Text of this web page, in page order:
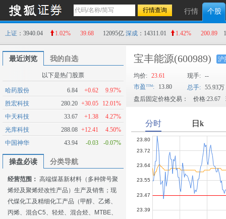
行情 个股
上证 ：3940.04 1.02% 39.68 12095亿 深成 ：14311.01 1.42% 200.89
最近浏览 我的自选
以下是热门股票
哈药股份 6.84 +0.62
9.97%
胜宏科技
280.20 +30.05
12.01%
中天科技
33.67 +1.38
4.27%
光库科技
288.08 +12.41
4.50%
中国神华
43.94 -0.03 -0.07%
操盘必读 分类导航
经营范围： 高端煤基新材料（多种牌号聚
烯烃及聚烯烃改性产品）生产及销售；现
代煤化工及精细化工产品（甲醇、乙烯、
丙烯、混合C5、轻烃、混合烃、MTBE、
宝丰能源(600989) 沪
均价: 23.61 现手: --
市盈
: 13.80 总手: 55.93万
盘后固定价格交易：
价格:23.67